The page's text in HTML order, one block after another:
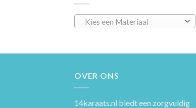
Kies een Materiaal
OVER ONS
14karaats.nl biedt een zorgvuldig